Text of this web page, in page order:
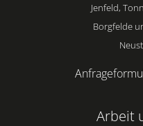
Jenfeld,
Borgfelde
Arbeit